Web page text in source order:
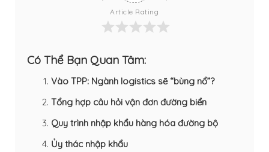
Article Rating
Có Thể Bạn Quan Tâm:
Vào TPP: Ngành logistics sẽ “bùng nổ”?
Tổng hợp câu hỏi vận đơn đường biển
Quy trình nhập khẩu hàng hóa đường bộ
Ủy thác nhập khẩu